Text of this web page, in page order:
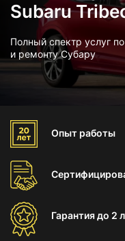
Subaru
Полный спектр услуг
и ремонту Субару
Опыт работы
Гарантиядо 2